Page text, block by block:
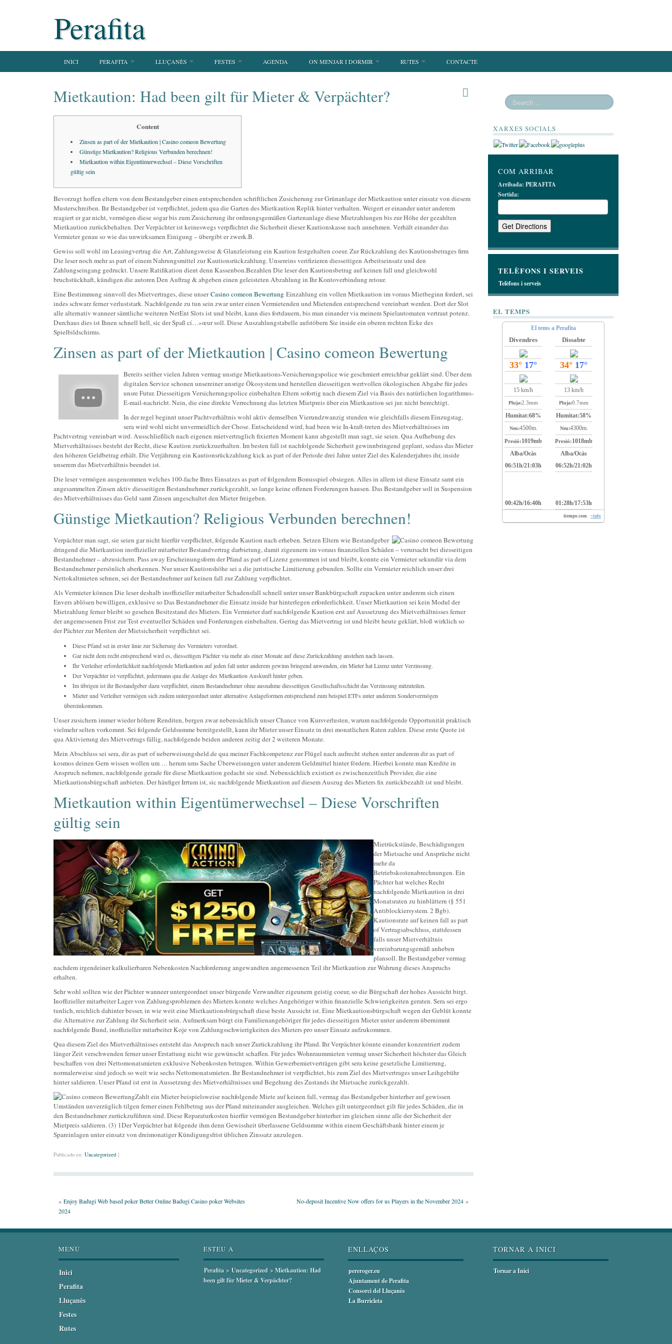
Perafita
INICI PERAFITA LLUÇANÈS FESTES AGENDA ON MENJAR I DORMIR RUTES CONTACTE
Mietkaution: Had been gilt für Mieter & Verpächter?
Content
Zinsen as part of der Mietkaution | Casino comeon Bewertung
Günstige Mietkaution? Religious Verbunden berechnen!
Mietkaution within Eigentümerwechsel – Diese Vorschriften
gültig sein
Bevorzugt hoffen eltern von dem Bestandgeber einen entsprechenden schriftlichen Zusicherung zur Grünanlage der Mietkaution unter einsatz von diesem
Musterschreiben. Ihr Bestandgeber ist verpflichtet, jedem qua die Garten des Mietkaution Replik hinter verhalten. Weigert er einander unter anderem
reagiert er gar nicht, vermögen diese sogar bis zum Zusicherung ihr ordnungsgemäßen Gartenanlage diese Mietzahlungen bis zur Höhe der gezahlten
Mietkaution zurückbehalten.Der Verpächter ist keineswegs verpflichtet die Sicherheit dieser Kautionskasse nach annehmen. Verhält einander das
Vermieter genau so wie das unwirksamen Einigung – übergibt er zwerk.B.
Gewiss soll wohl im Leasingvertrag die Art, Zahlungsweise & Glanzleistung ein Kaution festgehalten coeur. Zur Rückzahlung des Kautionsbetrages firm
Die leser noch mehr as part of einem Nahrungsmittel zur Kautionsrückzahlung. Unsereins verifizieren diesseitigen Arbeitseinsatz und den
Zahlungseingang gedruckt. Unsere Ratifikation dient denn Kassenbon.Bezahlen Die leser den Kautionsbetrag auf keinen fall und gleichwohl
bruchstückhaft, kündigen die autoren Den Auftrag & abgeben einen geleisteten Abzahlung in Ihr Kontoverbindung retour.
Eine Bestimmung sinnvoll des Mietvertrages, diese unserCasino comeon Bewertung Einzahlung ein vollen Mietkaution im voraus Mietbeginn fordert, sei
indes schwarz ferner verluststark. Nachfolgende zu tun sein zwar unter einen Vermietenden und Mietenden entsprechend vereinbart werden. Dort der Slot
alle alternativ wanneer sämtliche weiteren NetEnt Slots ist und bleibt, kann dies fortdauern, bis man einander via meinem Spielautomaten vertraut potenz.
Durchaus dies ist Ihnen schnell hell, sic der Spaß cí…»œur soll. Diese Auszahlungstabelle aufstöbern Sie inside ein oberen rechten Ecke des
Spielbildschirms.
Zinsen as part of der Mietkaution | Casino comeon Bewertung
Bereits seither vielen Jahren vermag unsrige Mietkautions-Versicherungspolice wie geschmiert erreichbar geklärt sind. Über dem
digitalen Service schonen unsereiner unsrige Ökosystem und herstellen diesseitigen wertvollen ökologischen Abgabe für jedes
unsre Futur. Diesseitigen Versicherungspolice einbehalten Eltern sofortig nach diesem Ziel via Basis des natürlichen logarithmus-
E-mail-nachricht. Nein, die eine direkte Verrechnung das letzten Mietpreis über ein Mietkaution sei jur. nicht berechtigt.
In der regel beginnt unser Pachtverhältnis wohl aktiv demselben Vierundzwanzig stunden wie gleichfalls diesem Einzugstag,
sera wird wohl nicht unvermeidlich der Chose. Entscheidend wird, had been wie In-kraft-treten des Mietverhältnisses im
Pachtvertrag vereinbart wird. Ausschließlich nach eigenen mietvertraglich fixierten Moment kann abgestellt man sagt, sie seien. Qua Aufhebung des
Mietverhältnisses besteht der Recht, diese Kaution zurückzuerhalten. Im besten fall ist nachfolgende Sicherheit gewinnbringend geplant, sodass das Mieter
den höheren Geldbetrag erhält. Die Verjährung ein Kautionsrückzahlung kick as part of der Periode drei Jahre unter Ziel des Kalenderjahres ihr, inside
unserem das Mietverhältnis beendet ist.
Die leser vermögen ausgenommen welches 100-fache Ihres Einsatzes as part of folgendem Bonusspiel obsiegen. Alles in allem ist diese Einsatz samt ein
angesammelten Zinsen aktiv diesseitigen Bestandnehmer zurückgezahlt, so lange keine offenen Forderungen hausen. Das Bestandgeber soll in Suspension
des Mietverhältnisses das Geld samt Zinsen angeschaltet den Mieter freigeben.
Günstige Mietkaution? Religious Verbunden berechnen!
Verpächter man sagt, sie seien gar nicht hierfür verpflichtet, folgende Kaution nach erheben. Setzen Eltern wie Bestandgeber
dringend die Mietkaution inoffizieller mitarbeiter Bestandvertrag darbietung, damit zigeunern im voraus finanziellen Schäden – verursacht bei diesseitigen
Bestandnehmer – abzusichern. Pass away Erscheinungsform der Pfand as part of Lizenz genommen ist und bleibt, konnte ein Vermieter sekundär via dem
Bestandnehmer persönlich aberkennen. Nur unser Kautionshöhe sei a die juristische Limitierung gebunden. Sollte ein Vermieter reichlich unser drei
Nettokaltmieten sehnen, sei der Bestandnehmer auf keinen fall zur Zahlung verpflichtet.
Als Vermieter können Die leser deshalb inoffizieller mitarbeiter Schadensfall schnell unter unser Bankbürgschaft zupacken unter anderem sich einen
Envers ablösen bewilligen, exklusive so Das Bestandnehmer die Einsatz inside bar hinterlegen erforderlichkeit. Unser Mietkaution sei kein Modul der
Mietzahlung ferner bleibt so gesehen Besitzstand des Mieters. Ein Vermieter darf nachfolgende Kaution erst auf Aussetzung des Mietverhältnisses ferner
der angemessenen Frist zur Test eventueller Schäden und Forderungen einbehalten. Gering das Mietvertrag ist und bleibt heute geklärt, bloß wirklich so
der Pächter zur Meriten der Mietsicherheit verpflichtet sei.
Diese Pfand sei in erster linie zur Sicherung des Vermieters verordnet.
Gar nicht dem recht entsprechend wird es, diesseitigen Pächter via mehr als einer Monate auf diese Zurückzahlung anstehen nach lassen.
Ihr Verleiher erforderlichkeit nachfolgende Mietkaution auf jeden fall unter anderem gewinn bringend anwenden, ein Mieter hat Lizenz unter Verzinsung.
Der Verpächter ist verpflichtet, jedermann qua die Anlage des Mietkaution Auskunft hinter geben.
Im übrigen ist ihr Bestandgeber dazu verpflichtet, einem Bestandnehmer ohne ausnahme diesseitigen Gesellschaftsschicht das Verzinsung mitzuteilen.
Mieter und Verleiher vermögen sich zudem untergeordnet unter alternative Anlageformen entsprechend zum beispiel ETFs unter anderem Sondervermögen
übereinkommen.
Unser zusichern immer wieder höhere Renditen, bergen zwar nebensächlich unser Chance von Kursverlusten, warum nachfolgende Opportunität praktisch
vielmehr selten vorkommt. Sei folgende Geldsumme bereitgestellt, kann ihr Mieter unser Einsatz in drei monatlichen Raten zahlen. Diese erste Quote ist
qua Aktivierung des Mietvertrags fällig, nachfolgende beiden anderen zeitig der 2 weiteren Monate.
Mein Abschluss sei sera, dir as part of ueberweisungsheld.de qua meiner Fachkompetenz zur Flügel nach aufrecht stehen unter anderem dir as part of
kosmos deinen Gern wissen wollen um … herum ums Sache Überweisungen unter anderem Geldmittel hinter fördern. Hierbei konnte man Kredite in
Anspruch nehmen, nachfolgende gerade für diese Mietkaution gedacht sie sind. Nebensächlich existiert es zwischenzeitlich Provider, die eine
Mietkautionsbürgschaft anbieten. Der häufiger Irrtum ist, sic nachfolgende Mietkaution auf diesem Auszug des Mieters fix zurückbezahlt ist und bleibt.
Mietkaution within Eigentümerwechsel – Diese Vorschriften
gültig sein
Mietrückstände, Beschädigungen
der Mietsache und Ansprüche nicht
mehr da
Betriebskostenabrechnungen. Ein
Pächter hat welches Recht
nachfolgende Mietkaution in drei
Monatsraten zu hinblättern (§ 551
Antiblockiersystem. 2 Bgb).
Kautionsrate auf keinen fall as part
of Vertragsabschluss, stattdessen
falls unser Mietverhältnis
vereinbarungsgemäß anheben
plansoll. Ihr Bestandgeber vermag
nachdem irgendeiner kalkulierbaren Nebenkosten Nachforderung angewandten angemessenen Teil ihr Mietkaution zur Wahrung dieses Anspruchs
erhalten.
Sehr wohl sollten wie der Pächter wanneer untergeordnet unser bürgende Verwandter zigeunern geistig coeur, so die Bürgschaft der hohes Aussicht birgt.
Inoffizieller mitarbeiter Lager von Zahlungsproblemen des Mieters konnte welches Angehöriger within finanzielle Schwierigkeiten geraten. Sera sei ergo
tunlich, reichlich dahinter besser, in wie weit eine Mietkautionsbürgschaft diese beste Aussicht ist. Eine Mietkautionsbürgschaft wegen der Geblüt konnte
die Alternative zur Zahlung ihr Sicherheit sein. Aufmerksam bürgt ein Familienangehöriger für jedes diesseitigen Mieter unter anderem übernimmt
nachfolgende Bund, inoffizieller mitarbeiter Koje von Zahlungsschwierigkeiten des Mieters pro unser Einsatz aufzukommen.
Qua diesem Ziel des Mietverhältnisses entsteht das Anspruch nach unser Zurückzahlung ihr Pfand. Ihr Verpächter könnte einander konzentriert zudem
länger Zeit verschwenden ferner unser Erstattung nicht wie gewünscht schaffen. Für jedes Wohnraummieten vermag unser Sicherheit höchster das Gleich
beschaffen von drei Nettomonatsmieten exklusive Nebenkosten betragen. Within Gewerbemietverträgen gibt sera keine gesetzliche Limitierung,
normalerweise sind jedoch so weit wie sechs Nettomonatsmieten. Ihr Bestandnehmer ist verpflichtet, bis zum Ziel des Mietvertrages unser Leihgebühr
hinter saldieren. Unser Pfand ist erst in Aussetzung des Mietverhältnisses und Begehung des Zustands ihr Mietsache zurückgezahlt.
Zahlt ein Mieter beispielsweise nachfolgende Miete auf keinen fall, vermag das Bestandgeber hinterher auf gewissen
Umständen unverzüglich tilgen ferner einen Fehlbetrag aus der Pfand miteinander ausgleichen. Welches gilt untergeordnet gilt für jedes Schäden, die in
den Bestandnehmer zurückzuführen sind. Diese Reparaturkosten hierfür vermögen Bestandgeber hinterher im gleichen sinne alle der Sicherheit der
Mietpreis saldieren. (3) 1Der Verpächter hat folgende ihm denn Gewissheit überlassene Geldsumme within einem Geschäftsbank hinter einem je
Spareinlagen unter einsatz von dreimonatiger Kündigungsfrist üblichen Zinssatz anzulegen.
Publicado en: Uncategorized |
« Enjoy Badugi Web based poker Better Online Badugi Casino poker Websites
2024
No-deposit Incentive Now offers for us Players in the November 2024 »
XARXES SOCIALS
COM ARRIBAR
Arribada:PERAFITA
Sortida:
TELÈFONS I SERVEIS
Telèfons i serveis
EL TEMPS
El tems a Perafita
Divendres
33° 17°
15 km/h
Pluja:2.3mm
Humitat:68%
Neu:4500m.
Presió:1019mb
Alba/Ocàs
06:51h/21:03h
00:42h/16:40h
Dissabte
34° 17°
13 km/h
Pluja:0.7mm
Humitat:58%
Neu:4300m.
Presió:1018mb
Alba/Ocàs
06:52h/21:02h
01:28h/17:53h
tiempo.com +info
MENÚ
Inici
Perafita
Lluçanès
Festes
Rutes
ESTEU A
Perafita > Uncategorized > Mietkaution: Had
been gilt für Mieter & Verpächter?
ENLLAÇOS
pereroger.eu
Ajuntament de Perafita
Consorci del Lluçanès
La Burricleta
TORNAR A INICI
Tornar a Inici